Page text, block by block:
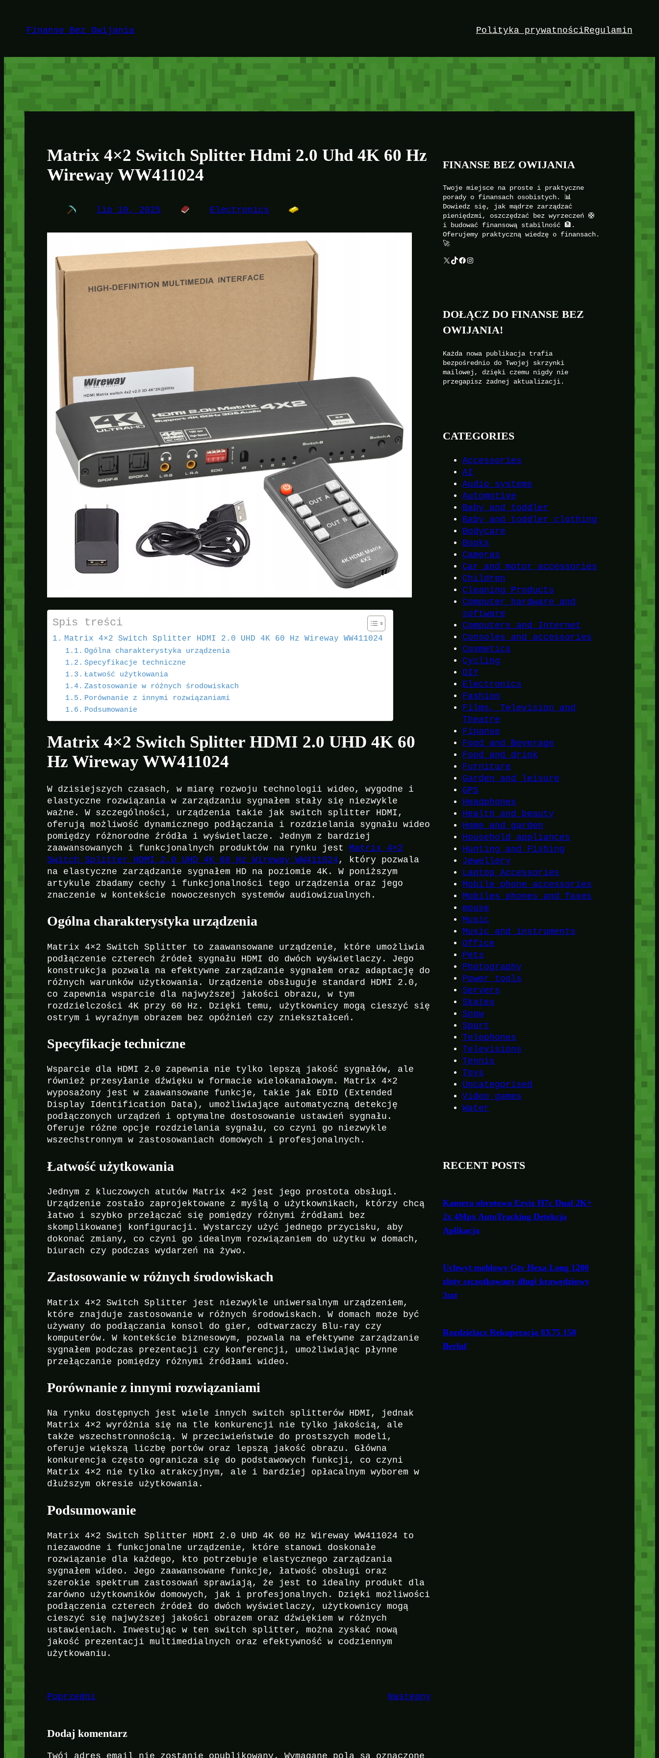
treściFinanse Bez Owijania Polityka prywatnościRegulamin
Matrix 4×2 Switch Splitter Hdmi 2.0 Uhd 4K 60 Hz
Wireway WW411024
lip 10, 2025 Electronics
Spis treści
Matrix 4×2 Switch Splitter HDMI 2.0 UHD 4K 60 Hz Wireway WW411024
Ogólna charakterystyka urządzenia
Specyfikacje techniczne
Łatwość użytkowania
Zastosowanie w różnych środowiskach
Porównanie z innymi rozwiązaniami
Podsumowanie
Matrix 4×2 Switch Splitter HDMI 2.0 UHD 4K 60
Hz Wireway WW411024
W dzisiejszych czasach, w miarę rozwoju technologii wideo, wygodne i
elastyczne rozwiązania w zarządzaniu sygnałem stały się niezwykle
ważne. W szczególności, urządzenia takie jak switch splitter HDMI,
oferują możliwość dynamicznego podłączania i rozdzielania sygnału wideo
pomiędzy różnorodne źródła i wyświetlacze. Jednym z bardziej
zaawansowanych i funkcjonalnych produktów na rynku jest Matrix 4×2
Switch Splitter HDMI 2.0 UHD 4K 60 Hz Wireway WW411024 , który pozwala
na elastyczne zarządzanie sygnałem HD na poziomie 4K. W poniższym
artykule zbadamy cechy i funkcjonalności tego urządzenia oraz jego
znaczenie w kontekście nowoczesnych systemów audiowizualnych.
Ogólna charakterystyka urządzenia
Matrix 4×2 Switch Splitter to zaawansowane urządzenie, które umożliwia
podłączenie czterech źródeł sygnału HDMI do dwóch wyświetlaczy. Jego
konstrukcja pozwala na efektywne zarządzanie sygnałem oraz adaptację do
różnych warunków użytkowania. Urządzenie obsługuje standard HDMI 2.0,
co zapewnia wsparcie dla najwyższej jakości obrazu, w tym
rozdzielczości 4K przy 60 Hz. Dzięki temu, użytkownicy mogą cieszyć się
ostrym i wyraźnym obrazem bez opóźnień czy zniekształceń.
Specyfikacje techniczne
Wsparcie dla HDMI 2.0 zapewnia nie tylko lepszą jakość sygnałów, ale
również przesyłanie dźwięku w formacie wielokanałowym. Matrix 4×2
wyposażony jest w zaawansowane funkcje, takie jak EDID (Extended
Display Identification Data), umożliwiające automatyczną detekcję
podłączonych urządzeń i optymalne dostosowanie ustawień sygnału.
Oferuje różne opcje rozdzielania sygnału, co czyni go niezwykle
wszechstronnym w zastosowaniach domowych i profesjonalnych.
Łatwość użytkowania
Jednym z kluczowych atutów Matrix 4×2 jest jego prostota obsługi.
Urządzenie zostało zaprojektowane z myślą o użytkownikach, którzy chcą
łatwo i szybko przełączać się pomiędzy różnymi źródłami bez
skomplikowanej konfiguracji. Wystarczy użyć jednego przycisku, aby
dokonać zmiany, co czyni go idealnym rozwiązaniem do użytku w domach,
biurach czy podczas wydarzeń na żywo.
Zastosowanie w różnych środowiskach
Matrix 4×2 Switch Splitter jest niezwykle uniwersalnym urządzeniem,
które znajduje zastosowanie w różnych środowiskach. W domach może być
używany do podłączania konsol do gier, odtwarzaczy Blu-ray czy
komputerów. W kontekście biznesowym, pozwala na efektywne zarządzanie
sygnałem podczas prezentacji czy konferencji, umożliwiając płynne
przełączanie pomiędzy różnymi źródłami wideo.
Porównanie z innymi rozwiązaniami
Na rynku dostępnych jest wiele innych switch splitterów HDMI, jednak
Matrix 4×2 wyróżnia się na tle konkurencji nie tylko jakością, ale
także wszechstronnością. W przeciwieństwie do prostszych modeli,
oferuje większą liczbę portów oraz lepszą jakość obrazu. Główna
konkurencja często ogranicza się do podstawowych funkcji, co czyni
Matrix 4×2 nie tylko atrakcyjnym, ale i bardziej opłacalnym wyborem w
dłuższym okresie użytkowania.
Podsumowanie
Matrix 4×2 Switch Splitter HDMI 2.0 UHD 4K 60 Hz Wireway WW411024 to
niezawodne i funkcjonalne urządzenie, które stanowi doskonałe
rozwiązanie dla każdego, kto potrzebuje elastycznego zarządzania
sygnałem wideo. Jego zaawansowane funkcje, łatwość obsługi oraz
szerokie spektrum zastosowań sprawiają, że jest to idealny produkt dla
zarówno użytkowników domowych, jak i profesjonalnych. Dzięki możliwości
podłączenia czterech źródeł do dwóch wyświetlaczy, użytkownicy mogą
cieszyć się najwyższej jakości obrazem oraz dźwiękiem w różnych
ustawieniach. Inwestując w ten switch splitter, można zyskać nową
jakość prezentacji multimedialnych oraz efektywność w codziennym
użytkowaniu.
Poprzedni Następny
Dodaj komentarz
Twój adres email nie zostanie opublikowany. Wymagane pola są oznaczone
FINANSE BEZ OWIJANIA
Twoje miejsce na proste i praktyczne
porady o finansach osobistych. 📊
Dowiedz się, jak mądrze zarządzać
pieniędzmi, oszczędzać bez wyrzeczeń 🛟
i budować finansową stabilność 🏦.
Oferujemy praktyczną wiedzę o finansach.
🚀
X TikTok Facebook Instagram
DOŁĄCZ DO FINANSE BEZ
OWIJANIA!
Każda nowa publikacja trafia
bezpośrednio do Twojej skrzynki
mailowej, dzięki czemu nigdy nie
przegapisz żadnej aktualizacji.
CATEGORIES
Accessories
AI
Audio systems
Automotive
Baby and toddler
Baby and toddler clothing
Bodycare
Books
Cameras
Car and motor accessories
Children
Cleaning Products
Computer hardware and
software
Computers and Internet
Consoles and accessories
Cosmetics
Cycling
DIY
Electronics
Fashion
Films, Television and
Theatre
Finanse
Food and Beverage
Food and drink
Furniture
Garden and leisure
GPS
Headphones
Health and beauty
Home and garden
Household appliances
Hunting and Fishing
Jewellery
Laptop Accessories
Mobile phone accessories
Mobiles phones and faxes
mouse
Music
Music and instruments
Office
Pets
Photography
Power tools
Servers
Skates
Snow
Sport
Telephones
Televisions
Tennis
Toys
Uncategorised
Video games
Water
RECENT POSTS
Kamera obrotowa Ezviz H7c Dual 2K+
2x 4Mpx AutoTracking Detekcja
Aplikacja
Uchwyt meblowy Gtv Hexa Long 1200
złoty szczotkowany długi krawędziowy
3szt
Rozdzielacz Rekuperacja 8X75 150
Berluf